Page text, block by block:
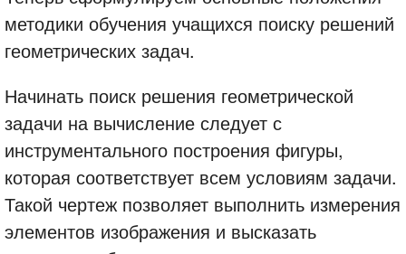
методики обучения учащихся поиску решений
геометрических задач.
Начинать поиск решения геометрической
задачи на вычисление следует с
инструментального построения фигуры,
которая соответствует всем условиям задачи.
Такой чертеж позволяет выполнить измерения
элементов изображения и высказать